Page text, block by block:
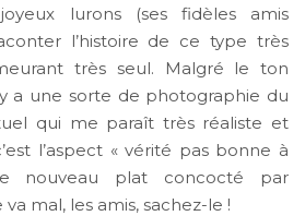
lurons (ses fidèles amis
l’histoire de ce type très
très seul. Malgré le ton
a une sorte de photographie du
qui me paraît très réaliste et
l’aspect « vérité pas bonne à
nouveau plat concocté par
mal, les amis, sachez-le !